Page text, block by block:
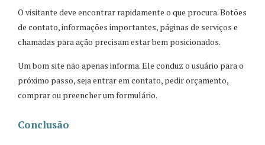
O visitante deve encontrar rapidamente o que procura. Botões
de contato, informações importantes, páginas de serviços e
chamadas para ação precisam estar bem posicionados.
Um bom site não apenas informa. Ele conduz o usuário para o
próximo passo, seja entrar em contato, pedir orçamento,
comprar ou preencher um formulário.
Conclusão